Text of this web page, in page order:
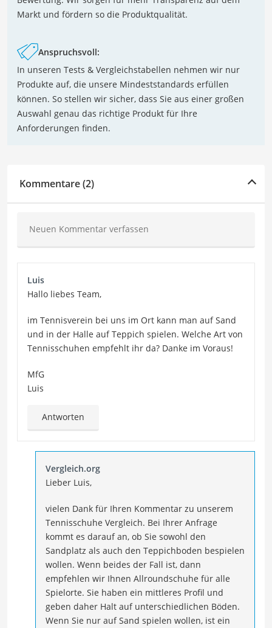
Markt und fördern so die Produktqualität.
Anspruchsvoll:
In unseren Tests & Vergleichstabellen nehmen wir nur
Produkte auf, die unsere Mindeststandards erfüllen
können. So stellen wir sicher, dass Sie aus einer großen
Auswahl genau das richtige Produkt für Ihre
Anforderungen finden.
Kommentare (2)
Neuen Kommentar verfassen
Luis
Hallo liebes Team,
im Tennisverein bei uns im Ort kann man auf Sand
und in der Halle auf Teppich spielen. Welche Art von
Tennisschuhen empfehlt ihr da? Danke im Voraus!
MfG
Luis
Antworten
Vergleich.org
Lieber Luis,
vielen Dank für Ihren Kommentar zu unserem
Tennisschuhe Vergleich. Bei Ihrer Anfrage
kommt es darauf an, ob Sie sowohl den
Sandplatz als auch den Teppichboden bespielen
wollen. Wenn beides der Fall ist, dann
empfehlen wir Ihnen Allroundschuhe für alle
Spielorte. Sie haben ein mittleres Profil und
geben daher Halt auf unterschiedlichen Böden.
Wenn Sie nur auf Sand spielen wollen, ist ein